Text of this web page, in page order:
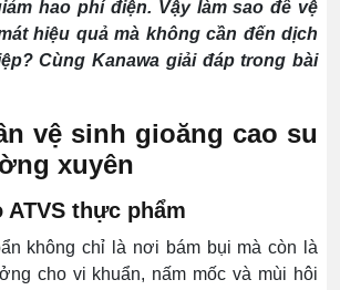
hao phí điện. Vậy làm sao để vệ
hiệu quả mà không cần đến dịch
Cùng Kanawa giải đáp trong bài
vệ sinh gioăng cao su
xuyên
ATVS thực phẩm
không chỉ là nơi bám bụi mà còn là
cho vi khuẩn, nấm mốc và mùi hôi